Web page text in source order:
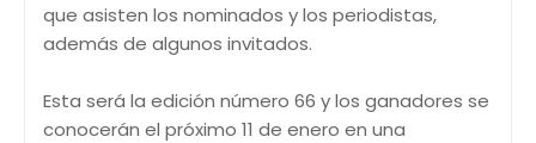
que asisten los nominados y los periodistas,
además de algunos invitados.
Esta será la edición número 66 y los ganadores se
conocerán el próximo 11 de enero en una